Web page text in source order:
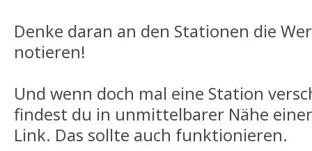
Denke daran an den Stationen die
notieren!
Und wenn doch mal eine Station
findest du in unmittelbarer Nähe
Link. Das sollte auch funktionieren.